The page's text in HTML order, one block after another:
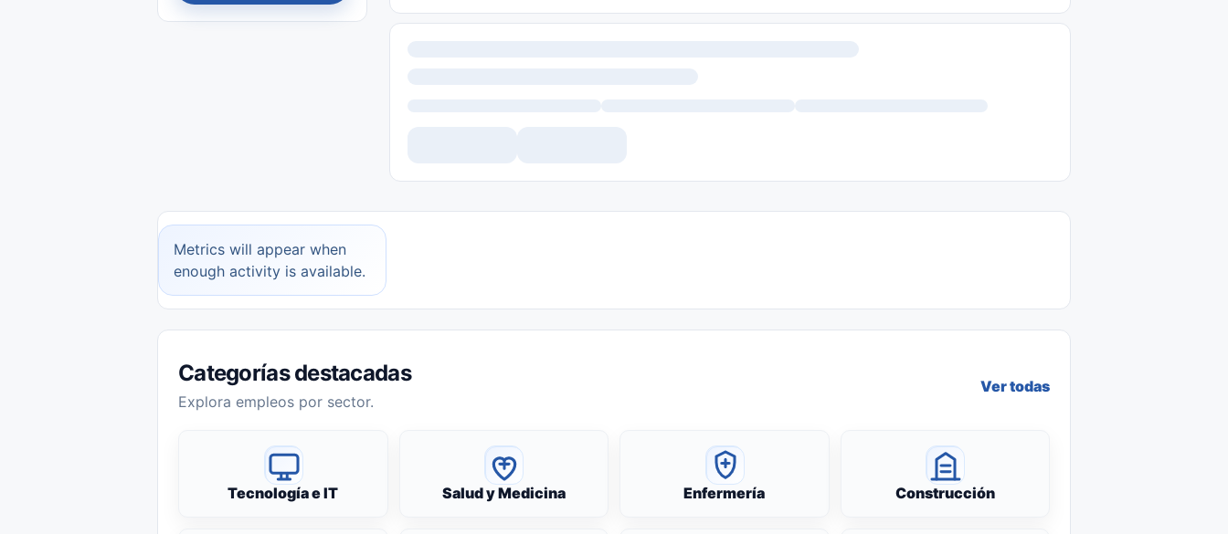
Metrics will appear when
enough activity is available.
Categorías destacadas
Explora empleos por sector.
Ver todas
Tecnología e IT Salud y Medicina Enfermería Construcción